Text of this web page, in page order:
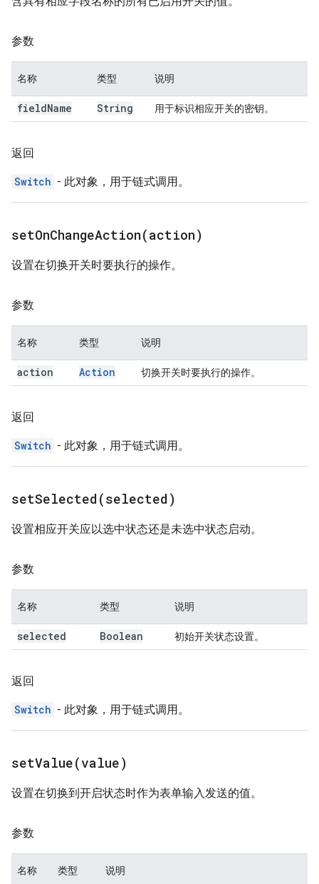
参数
名称 类型 说明
fieldName String 用于标识相应开关的密钥。
返回
Switch - 此对象，用于链式调用。
setOnChangeAction(action)
设置在切换开关时要执行的操作。
参数
名称 类型 说明
action Action 切换开关时要执行的操作。
返回
Switch - 此对象，用于链式调用。
setSelected(selected)
设置相应开关应以选中状态还是未选中状态启动。
参数
名称 类型 说明
selected Boolean 初始开关状态设置。
返回
Switch - 此对象，用于链式调用。
setValue(value)
设置在切换到开启状态时作为表单输入发送的值。
参数
名称 类型 说明